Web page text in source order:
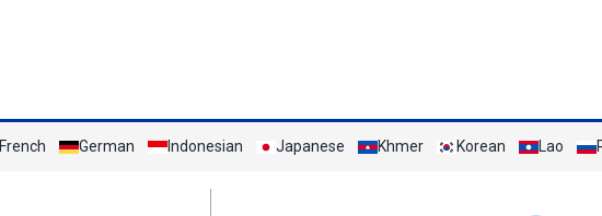
French German Indonesian Japanese Khmer Korean Lao